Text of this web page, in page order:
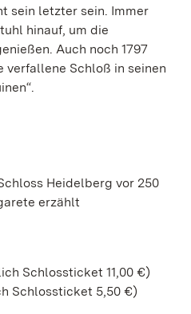
sein letzter sein. Immer
hinauf, um die
Auch noch 1797
verfallene Schloß in seinen
Heidelberg vor 250
erzählt
Schlossticket 11,00 €)
Schlossticket 5,50 €)